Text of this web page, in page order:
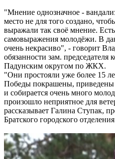
"Мнение однозначное -
место не для того создано,
выражали так своё мнение.
самовыражения молодёжи. В
очень некрасиво", - говорит
обязанности зам.
Падунским округом по ЖКХ.
"Они простояли уже более 15
Победы покрашены, приведены
и собирается очень много
произошло неприятное для
рассказывает Галина Ступак,
Братского городского